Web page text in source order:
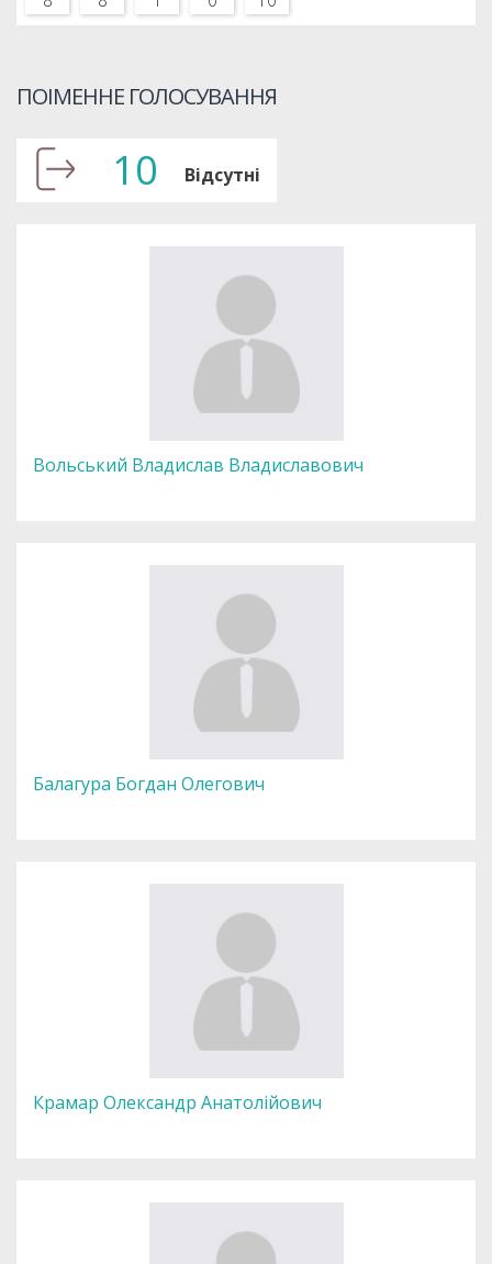
ПОІМЕННЕ ГОЛОСУВАННЯ
10 Відсутні
Вольський Владислав Владиславович
Балагура Богдан Олегович
Крамар Олександр Анатолійович